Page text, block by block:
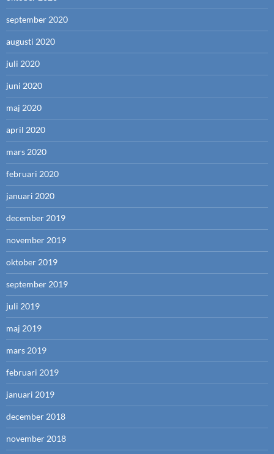
september 2020
augusti 2020
juli 2020
juni 2020
maj 2020
april 2020
mars 2020
februari 2020
januari 2020
december 2019
november 2019
oktober 2019
september 2019
juli 2019
maj 2019
mars 2019
februari 2019
januari 2019
december 2018
november 2018